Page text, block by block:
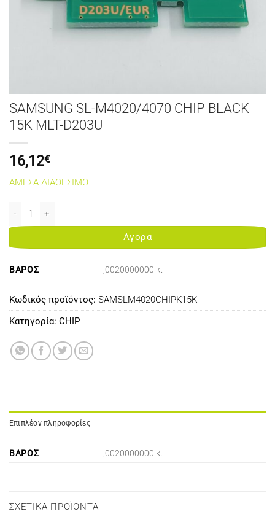
SAMSUNG SL-M4020/4070 CHIP BLACK
15K MLT-D203U
16,12€
ΑΜΕΣΑ ΔΙΑΘΕΣΙΜΟ
SAMSUNG SL-M4020/4070 CHIP BLACK 15K MLT-D203U ποσότητα
Αγορα
ΒΆΡΟΣ ,0020000000 κ.
Κωδικός προϊόντος: SAMSLM4020CHIPK15K
Κατηγορία: CHIP
Επιπλέον πληροφορίες
ΒΆΡΟΣ ,0020000000 κ.
ΣΧΕΤΙΚΆ ΠΡΟΪΌΝΤΑ